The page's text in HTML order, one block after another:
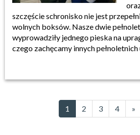
szczęście schronisko nie jest
wolnych boksów. Nasze dwie
wyprowadziły jednego pieska na
czego zachęcamy innych
1 2 3 4 »